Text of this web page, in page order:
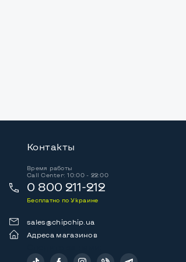
Контакты
Время работы
Call Center: 10:00 - 22:00
0 800 211-212
Бесплатно по Украине
sales@chipchip.ua
Адреса магазинов